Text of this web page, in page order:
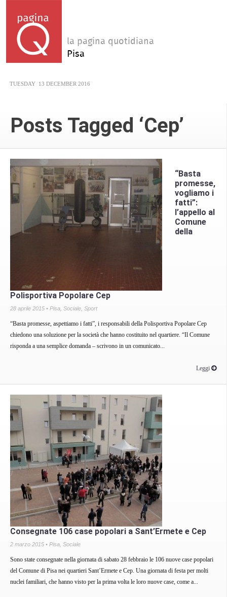
la pagina quotidiana
Pisa
TUESDAY 13 DECEMBER 2016
Posts Tagged ‘Cep’
“Basta
promesse,
vogliamo i
fatti”:
l’appello al
Comune
della
Polisportiva Popolare Cep
28 aprile 2015 • Pisa Sociale Sport
“Basta promesse, aspettiamo i fatti”, i responsabili della Polisportiva Popolare Cep
chiedono una soluzione per la società che hanno costituito nel quartiere. “Il Comune
risponda a una semplice domanda – scrivono in un comunicato...
Leggi
Consegnate 106 case popolari a Sant’Ermete e Cep
2 marzo 2015 • Pisa Sociale
Sono state consegnate nella giornata di sabato 28 febbraio le 106 nuove case popolari
del Comune di Pisa nei quartieri Sant’Ermete e Cep. Una giornata di festa per molti
nuclei familiari, che hanno visto per la prima volta le loro nuove case, come a...